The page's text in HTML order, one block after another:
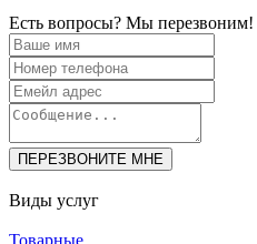
Есть вопросы? Мы перезвоним!
Виды услуг
Товарные